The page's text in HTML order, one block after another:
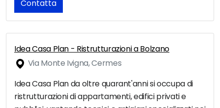
Contatta
Idea Casa Plan - Ristrutturazioni a Bolzano
Via Monte Ivigna, Cermes
Idea Casa Plan da oltre quarant'anni si occupa di
ristrutturazioni di appartamenti, edifici privati e